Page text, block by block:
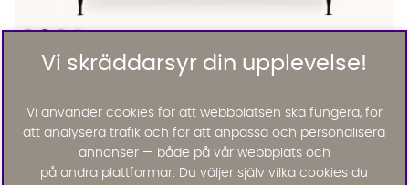
Opera
OPERA 160 Sängpaket Sammet Mörkgrå
Lägg till
15%
Vi skräddarsyr din upplevelse!
Vi använder cookies för att webbplatsen ska fungera, för
att analysera trafik och för att anpassa och personalisera
annonser — både på vår webbplats och
på andra plattformar. Du väljer själv vilka cookies du